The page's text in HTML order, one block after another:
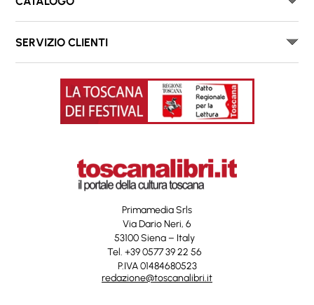
SERVIZIO CLIENTI
Primamedia Srls
Via Dario Neri, 6
53100 Siena – Italy
Tel. +39 0577 39 22 56
P.IVA 01484680523
redazione@toscanalibri.it